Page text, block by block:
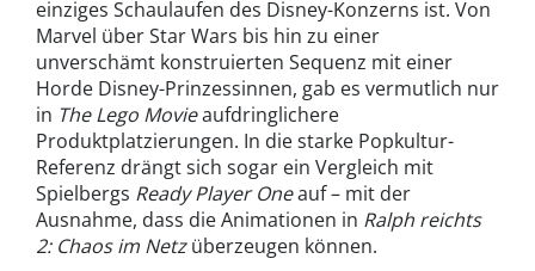
einziges Schaulaufen des Disney-Konzerns ist. Von
Marvel über Star Wars bis hin zu einer
unverschämt konstruierten Sequenz mit einer
Horde Disney-Prinzessinnen, gab es vermutlich nur
in The Lego Movieaufdringlichere
Produktplatzierungen. In die starke Popkultur-
Referenz drängt sich sogar ein Vergleich mit
Spielbergs Ready Player Oneauf – mit der
Ausnahme, dass die Animationen in Ralph reichts
2: Chaos im Netzüberzeugen können.